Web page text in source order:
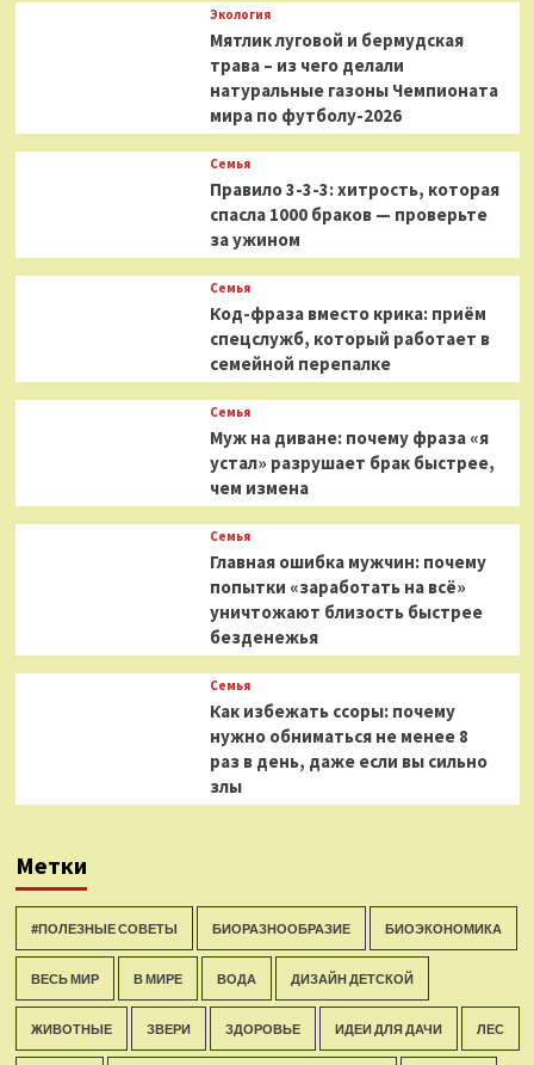
Экология
Мятлик луговой и бермудская
трава – из чего делали
натуральные газоны Чемпионата
мира по футболу-2026
Семья
Правило 3-3-3: хитрость, которая
спасла 1000 браков — проверьте
за ужином
Семья
Код-фраза вместо крика: приём
спецслужб, который работает в
семейной перепалке
Семья
Муж на диване: почему фраза «я
устал» разрушает брак быстрее,
чем измена
Семья
Главная ошибка мужчин: почему
попытки «заработать на всё»
уничтожают близость быстрее
безденежья
Семья
Как избежать ссоры: почему
нужно обниматься не менее 8
раз в день, даже если вы сильно
злы
Метки
#ПОЛЕЗНЫЕ СОВЕТЫ БИОРАЗНООБРАЗИЕ БИОЭКОНОМИКА
ВЕСЬ МИР В МИРЕ ВОДА ДИЗАЙН ДЕТСКОЙ
ЖИВОТНЫЕ ЗВЕРИ ЗДОРОВЬЕ ИДЕИ ДЛЯ ДАЧИ ЛЕС